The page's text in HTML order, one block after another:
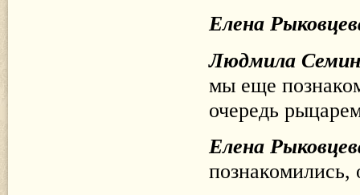
Елена
Людмила
мы еще
очередь
Елена
познакомились,